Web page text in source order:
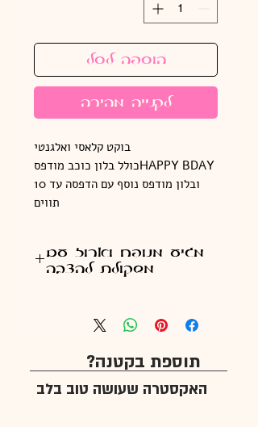
הוספה לסל
לקנייה מהירה
בוקט קלאסי ואלגנטי
HAPPY BDAYכולל בלון כוכב מודפס
ובלון מודפס נוסף עם הדפסה עד 10
תווים
מגיע מנופח וארוז עם
משקולת להצבה
תוספת בקטנה?
האקסטרה שעושה טוב בלב